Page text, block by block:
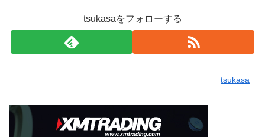
tsukasaをフォローする
tsukasa